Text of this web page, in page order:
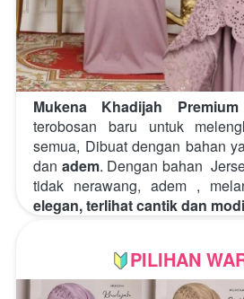
Mukena Khadijah Premium
terobosan baru untuk
semua, Dibuat dengan bahan
dan adem. Dengan bahan
tidak nerawang, adem ,
elegan, terlihat cantik dan
PILIHAN